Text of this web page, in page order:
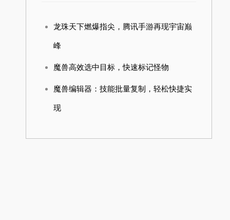
龙珠天下燃爆指尖，腾讯手游再现宇宙巅
峰
魔兽高效选中目标，快速标记怪物
魔兽编辑器：技能批量复制，轻松快捷实
现